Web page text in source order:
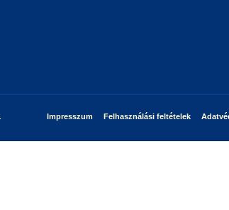
Impresszum Felhasználási feltételek